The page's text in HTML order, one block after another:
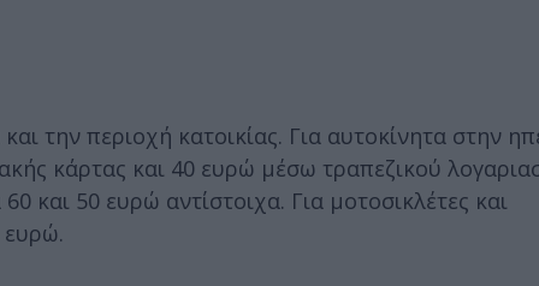
την περιοχή κατοικίας. Για αυτοκίνητα στην
κάρτας και 40 ευρώ μέσω τραπεζικού
και 50 ευρώ αντίστοιχα. Για μοτοσικλέτες και